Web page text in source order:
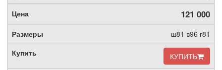
121 000
ш81 в96 г81
КУПИТЬ